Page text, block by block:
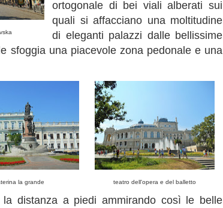
ortogonale di bei viali alberati sui
quali si affacciano una moltitudine
di eleganti palazzi dalle bellissime
sfoggia una piacevole zona pedonale e una
teatro dell'opera e del balletto
la grande
distanza a piedi ammirando così le belle